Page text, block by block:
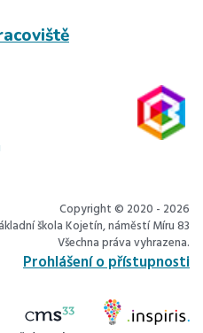
Copyright © 2020 - 2026
škola Kojetín, náměstí Míru 83
Všechna práva vyhrazena.
Prohlášení o přístupnosti